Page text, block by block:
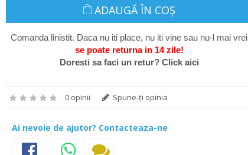
ADAUGĂ ÎN COŞ
Comanda linistit. Daca nu iti place, nu iti vine sau nu-l mai vrei
se poate returna in 14 zile!
Doresti sa faci un retur? Click aici
0 opinii Spune-ţi opinia
Ai nevoie de ajutor? Contacteaza-ne